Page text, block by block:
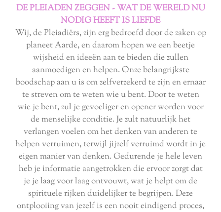
DE PLEIADEN ZEGGEN - WAT DE WERELD NU
NODIG HEEFT IS LIEFDE
Wij, de Pleiadiërs, zijn erg bedroefd door de zaken op
planeet Aarde, en daarom hopen we een beetje
wijsheid en ideeën aan te bieden die zullen
aanmoedigen en helpen. Onze belangrijkste
boodschap aan u is om zelfverzekerd te zijn en ernaar
te streven om te weten wie u bent. Door te weten
wie je bent, zul je gevoeliger en opener worden voor
de menselijke conditie. Je zult natuurlijk het
verlangen voelen om het denken van anderen te
helpen verruimen, terwijl jijzelf verruimd wordt in je
eigen manier van denken. Gedurende je hele leven
heb je informatie aangetrokken die ervoor zorgt dat
je je laag voor laag ontvouwt, wat je helpt om de
spirituele rijken duidelijker te begrijpen. Deze
ontplooiing van jezelf is een nooit eindigend proces,